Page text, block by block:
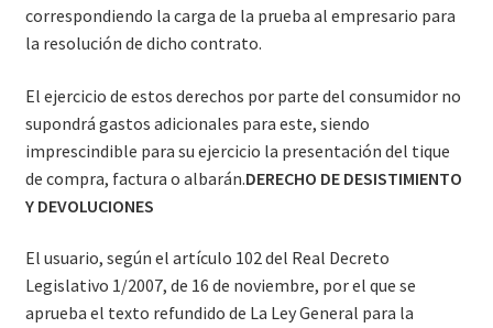
correspondiendo la carga de la prueba al empresario para
la resolución de dicho contrato.
El ejercicio de estos derechos por parte del consumidor no
supondrá gastos adicionales para este, siendo
imprescindible para su ejercicio la presentación del tique
de compra, factura o albarán.DERECHO DE DESISTIMIENTO
Y DEVOLUCIONES
El usuario, según el artículo 102 del Real Decreto
Legislativo 1/2007, de 16 de noviembre, por el que se
aprueba el texto refundido de La Ley General para la